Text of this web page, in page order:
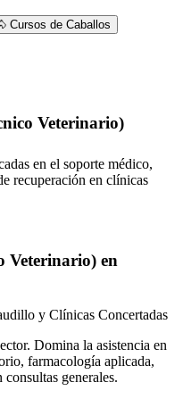
Cursos de Caballos
Veterinario)
en el soporte médico,
recuperación en clínicas
Veterinario) en
y Clínicas Concertadas
Domina la asistencia en
farmacología aplicada,
generales.